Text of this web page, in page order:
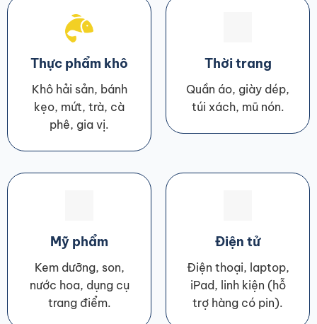
Thực phẩm khô
Khô hải sản, bánh
kẹo, mứt, trà, cà
phê, gia vị.
Thời trang
Quần áo, giày dép,
túi xách, mũ nón.
Mỹ phẩm
Kem dưỡng, son,
nước hoa, dụng cụ
trang điểm.
Điện tử
Điện thoại, laptop,
iPad, linh kiện (hỗ
trợ hàng có pin).